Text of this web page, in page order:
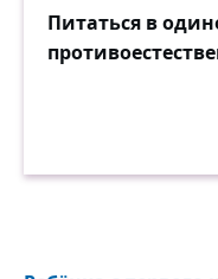
Питаться в